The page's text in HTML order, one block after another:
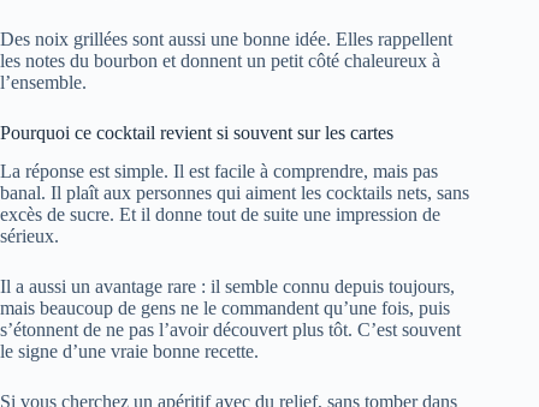
Des noix grillées sont aussi une bonne idée. Elles rappellent
les notes du bourbon et donnent un petit côté chaleureux à
l’ensemble.
Pourquoi ce cocktail revient si souvent sur les cartes
La réponse est simple. Il est facile à comprendre, mais pas
banal. Il plaît aux personnes qui aiment les cocktails nets, sans
excès de sucre. Et il donne tout de suite une impression de
sérieux.
Il a aussi un avantage rare : il semble connu depuis toujours,
mais beaucoup de gens ne le commandent qu’une fois, puis
s’étonnent de ne pas l’avoir découvert plus tôt. C’est souvent
le signe d’une vraie bonne recette.
Si vous cherchez un apéritif avec du relief, sans tomber dans